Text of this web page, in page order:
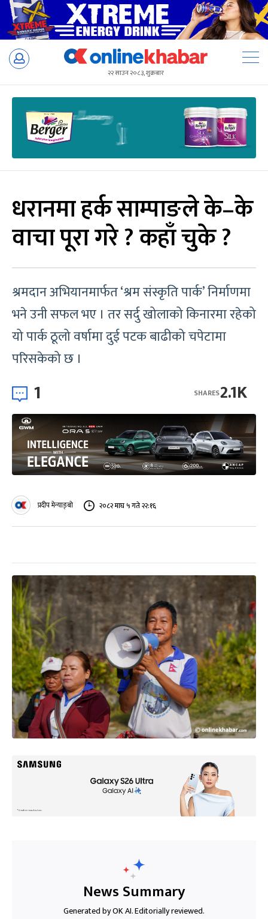
Skip
२२ साउन २०८३, शुक्रबार
धरानमा हर्क साम्पाङले के–के
वाचा पूरा गरे ? कहाँ चुके ?
श्रमदान अभियानमार्फत ‘श्रम संस्कृति पार्क’ निर्माणमा
भने उनी सफल भए । तर सर्दु खोलाको किनारमा रहेको
यो पार्क ठूलो वर्षामा दुई पटक बाढीको चपेटामा
परिसकेको छ ।
1 2.1K
SHARES
प्रदीप मेन्याङ्बो २०८२ माघ ५ गते २२:१६
News Summary
Generated by OK AI. Editorially reviewed.